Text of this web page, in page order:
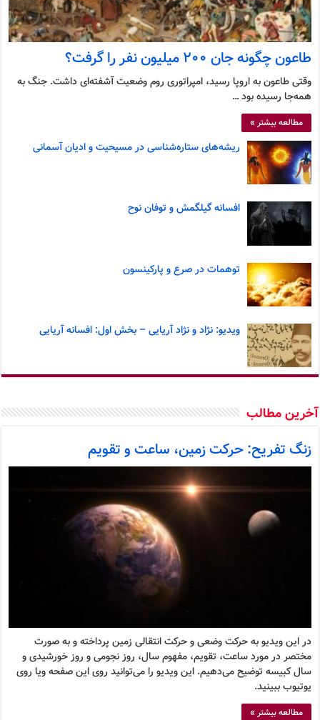
طاعون چگونه جان ۲۰۰ میلیون نفر را گرفت؟
وقتی طاعون به اروپا رسید، امپراتوری روم وضعیت آشفته‌ای داشت. جنگ به
همه‌جا رسیده بود …
مطالعه بیشتر »
ریشه‌های ستاره‌شناسی در مسیحیت و ادیان آسمانی
افسانه گیلگمش و توفان نوح
توهمات در صرع و پارکینسون
ویدیو: نژاد و نژاد آریایی – بخش اول: افسانه آریایی
مطالب
زنگ تفریح: حرکت زمین، ساعت و تقویم
در این ویدیو به حرکت وضعی و حرکت انتقالی زمین پرداخته و به صورت
مختصر در مورد ساعت، تقویم، مفهوم سال، روز نجومی و روز خورشیدی و
سال کبیسه توضیح می‌دهیم. این ویدیو را می‌توانید روی این صفحه ویا روی
یوتیوب ببینید.
مطالعه بیشتر »